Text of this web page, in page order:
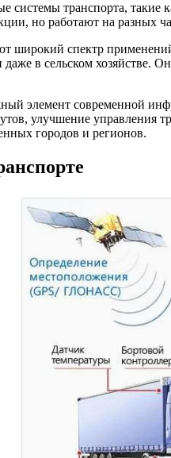
системы транспорта,
но работают на разных
широкий спектр
в сельском хозяйстве.
элемент современной
улучшение
городов и регионов.